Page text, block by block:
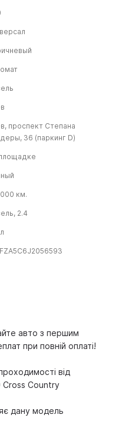
авто з першим
при повній оплаті!
від
Cross Country
дану модель
проспект Степана
36 (паркинг D)
км.
2.4